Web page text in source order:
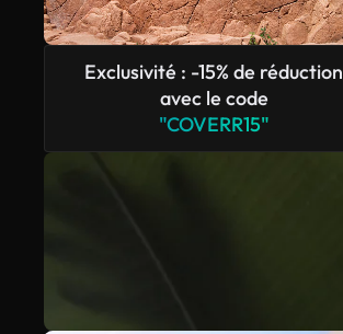
Exclusivité : -15% de réduction
avec le code
"COVERR15"